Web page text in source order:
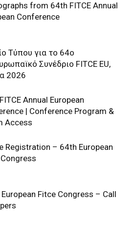
from 64th FITCE Annual
Conference
Τύπου για το 64ο
Συνέδριο FITCE EU,
2026
Annual European
| Conference Program &
Access
Registration – 64th European
Fitce Congress – Call